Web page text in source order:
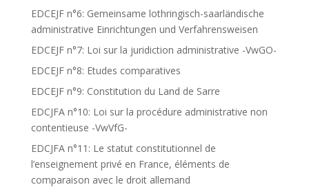
EDCEJF n°6: Gemeinsame lothringisch-saarländische
administrative Einrichtungen und Verfahrensweisen
EDCEJF n°7: Loi sur la juridiction administrative -VwGO-
EDCEJF n°8: Etudes comparatives
EDCEJF n°9: Constitution du Land de Sarre
EDCJFA n°10: Loi sur la procédure administrative non
contentieuse -VwVfG-
EDCJFA n°11: Le statut constitutionnel de
l’enseignement privé en France, éléments de
comparaison avec le droit allemand